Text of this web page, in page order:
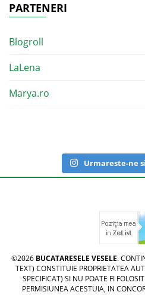
PARTENERI
Blogroll
LaLena
Marya.ro
Urmareste-ne
©2026 BUCATARESELE VESELE.
TEXT) CONSTITUIE PROPRIETATEA
SPECIFICAT) SI NU POATE FI
PERMISIUNEA ACESTUIA, IN